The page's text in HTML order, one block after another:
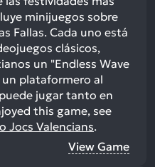
minijuegos sobre
Fallas. Cada uno está
clásicos,
un "Endless Wave
un plataformero al
jugar tanto en
this game, see
Jocs Valencians.
View Game